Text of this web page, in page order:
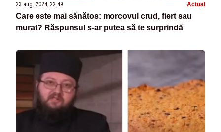
23 aug. 2024, 22:49 Actual
Care este mai sănătos: morcovul crud, fiert sau
murat? Răspunsul s-ar putea să te surprindă